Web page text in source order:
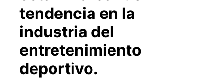
tendencia en la
industria del
entretenimiento
deportivo.